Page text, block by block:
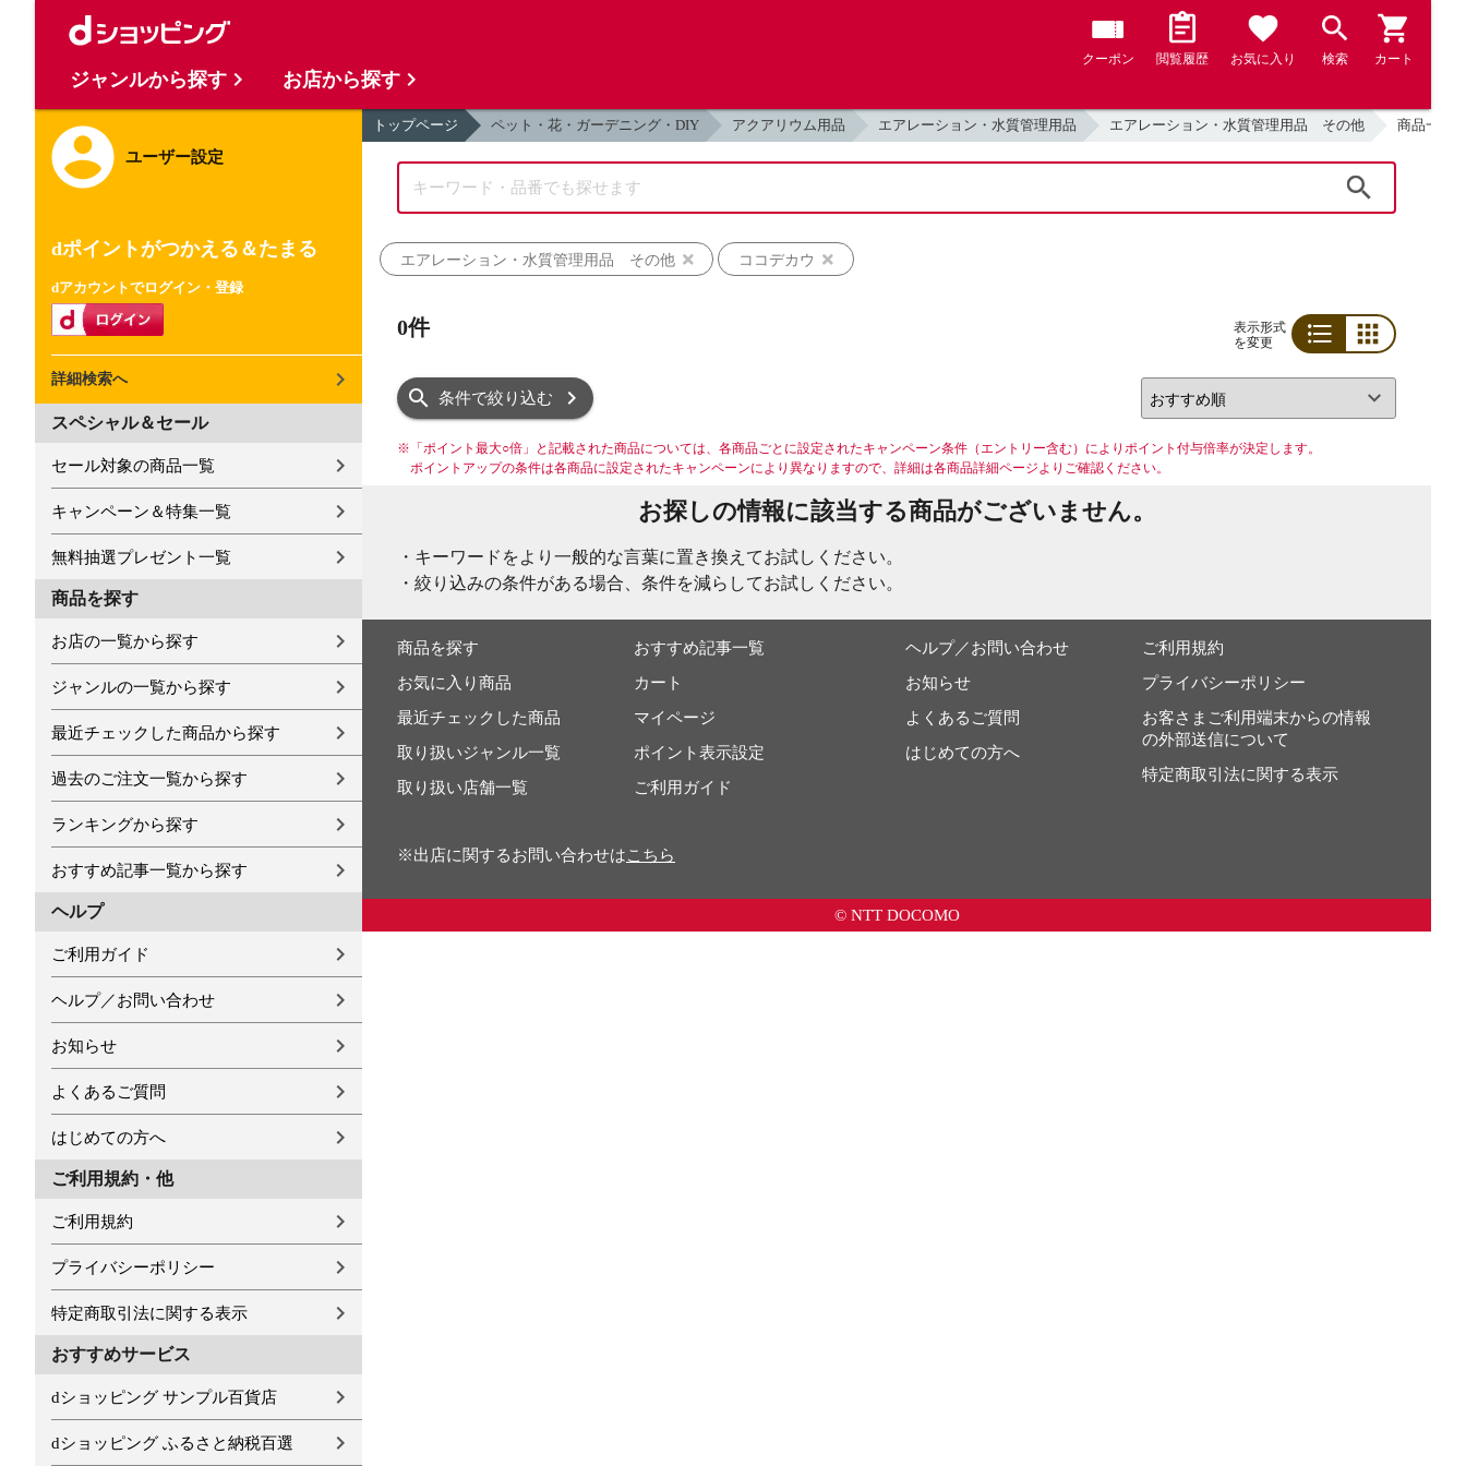
クーポン 閲覧履歴 お気に入り 検索 カート
ユーザー設定
dポイントがつかえる＆たまる
dアカウントでログイン・登録
詳細検索へ
スペシャル＆セール
セール対象の商品一覧
キャンペーン＆特集一覧
無料抽選プレゼント一覧
商品を探す
お店の一覧から探す
ジャンルの一覧から探す
最近チェックした商品から探す
過去のご注文一覧から探す
ランキングから探す
おすすめ記事一覧から探す
ヘルプ
ご利用ガイド
ヘルプ／お問い合わせ
お知らせ
よくあるご質問
はじめての方へ
ご利用規約・他
ご利用規約
プライバシーポリシー
特定商取引法に関する表示
おすすめサービス
dショッピング サンプル百貨店
dショッピング ふるさと納税百選
トップページ ペット・花・ガーデニング・DIY アクアリウム用品 エアレーション・水質管理用品 エアレーション・水質管理用品 その他 商品一覧
エアレーション・水質管理用品 その他 ココデカウ
0件
表示形式
を変更
条件で絞り込む
※ 「ポイント最大○倍」と記載された商品については、各商品ごとに設定されたキャンペーン条件（エントリー含む）によりポイント付与倍率が決定します。
ポイントアップの条件は各商品に設定されたキャンペーンにより異なりますので、詳細は各商品詳細ページよりご確認ください。
お探しの情報に該当する商品がございません。
・キーワードをより一般的な言葉に置き換えてお試しください。
・絞り込みの条件がある場合、条件を減らしてお試しください。
商品を探す
お気に入り商品
最近チェックした商品
取り扱いジャンル一覧
取り扱い店舗一覧
おすすめ記事一覧
カート
マイページ
ポイント表示設定
ご利用ガイド
ヘルプ／お問い合わせ
お知らせ
よくあるご質問
はじめての方へ
ご利用規約
プライバシーポリシー
お客さまご利用端末からの情報
の外部送信について
特定商取引法に関する表示
※出店に関するお問い合わせはこちら
© NTT DOCOMO
ジャンルから探す お店から探す